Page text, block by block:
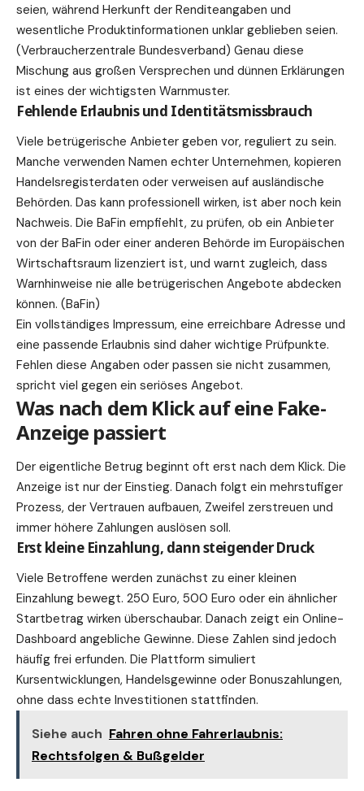
seien, während Herkunft der Renditeangaben und
wesentliche Produktinformationen unklar geblieben seien.
(Verbraucherzentrale Bundesverband) Genau diese
Mischung aus großen Versprechen und dünnen Erklärungen
ist eines der wichtigsten Warnmuster.
Fehlende Erlaubnis und Identitätsmissbrauch
Viele betrügerische Anbieter geben vor, reguliert zu sein.
Manche verwenden Namen echter Unternehmen, kopieren
Handelsregisterdaten oder verweisen auf ausländische
Behörden. Das kann professionell wirken, ist aber noch kein
Nachweis. Die BaFin empfiehlt, zu prüfen, ob ein Anbieter
von der BaFin oder einer anderen Behörde im Europäischen
Wirtschaftsraum lizenziert ist, und warnt zugleich, dass
Warnhinweise nie alle betrügerischen Angebote abdecken
können. (BaFin)
Ein vollständiges Impressum, eine erreichbare Adresse und
eine passende Erlaubnis sind daher wichtige Prüfpunkte.
Fehlen diese Angaben oder passen sie nicht zusammen,
spricht viel gegen ein seriöses Angebot.
Was nach dem Klick auf eine Fake-
Anzeige passiert
Der eigentliche Betrug beginnt oft erst nach dem Klick. Die
Anzeige ist nur der Einstieg. Danach folgt ein mehrstufiger
Prozess, der Vertrauen aufbauen, Zweifel zerstreuen und
immer höhere Zahlungen auslösen soll.
Erst kleine Einzahlung, dann steigender Druck
Viele Betroffene werden zunächst zu einer kleinen
Einzahlung bewegt. 250 Euro, 500 Euro oder ein ähnlicher
Startbetrag wirken überschaubar. Danach zeigt ein Online-
Dashboard angebliche Gewinne. Diese Zahlen sind jedoch
häufig frei erfunden. Die Plattform simuliert
Kursentwicklungen, Handelsgewinne oder Bonuszahlungen,
ohne dass echte Investitionen stattfinden.
Siehe auch Fahren ohne Fahrerlaubnis:
Rechtsfolgen & Bußgelder